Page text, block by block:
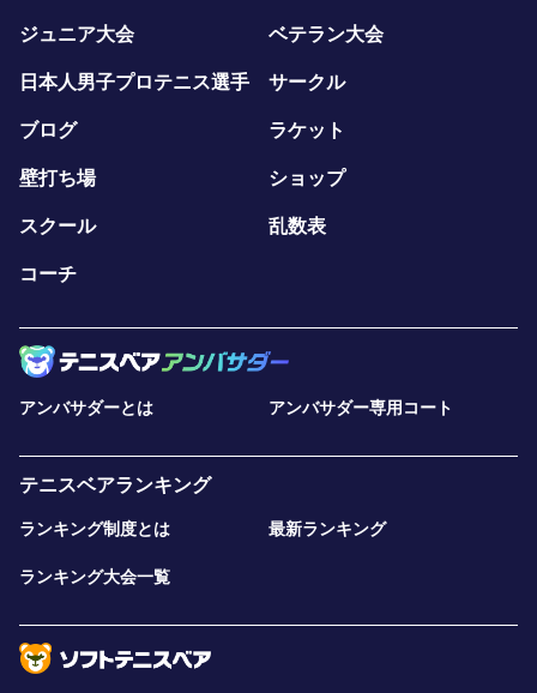
ジュニア大会 ベテラン大会
日本人男子プロテニス選手 サークル
ブログ ラケット
壁打ち場 ショップ
スクール 乱数表
コーチ
アンバサダーとは アンバサダー専用コート
テニスベアランキング
ランキング制度とは 最新ランキング
ランキング大会一覧